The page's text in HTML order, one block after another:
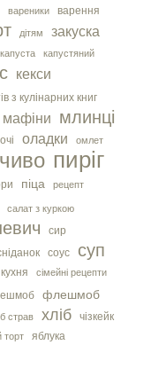
вареники варення
дітям
закуска
капуста капустяний
кекси
з кулінарних книг
мафіни млинці
оладки омлет
пиріг
піца рецепт
салат з куркою
сир
соус суп
сімейні рецепти
флешмоб
страв хліб
чізкейк
торт яблука